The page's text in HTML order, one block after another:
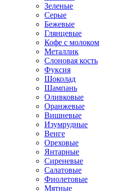
Зеленые
Серые
Бежевые
Глянцевые
Кофе с молоком
Металлик
Слоновая кость
Фуксия
Шоколад
Шампань
Оливковые
Оранжевые
Вишневые
Изумрудные
Венге
Ореховые
Янтарные
Сиреневые
Салатовые
Фиолетовые
Мятные